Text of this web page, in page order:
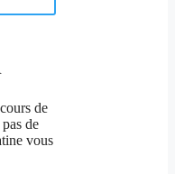
de
de
vous